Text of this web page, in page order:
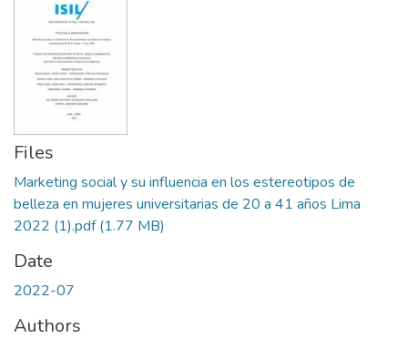
Files
Marketing social y su influencia en los estereotipos de
belleza en mujeres universitarias de 20 a 41 años Lima
2022 (1).pdf(1.77 MB)
Date
2022-07
Authors